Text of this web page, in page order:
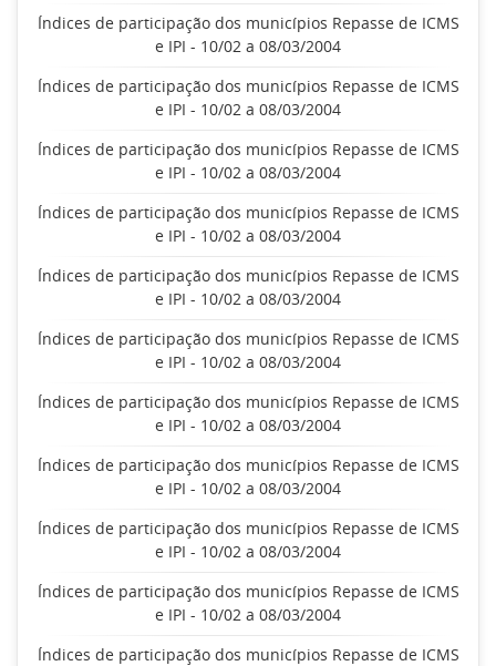
Índices de participação dos municípios Repasse de ICMS
e IPI - 10/02 a 08/03/2004
Índices de participação dos municípios Repasse de ICMS
e IPI - 10/02 a 08/03/2004
Índices de participação dos municípios Repasse de ICMS
e IPI - 10/02 a 08/03/2004
Índices de participação dos municípios Repasse de ICMS
e IPI - 10/02 a 08/03/2004
Índices de participação dos municípios Repasse de ICMS
e IPI - 10/02 a 08/03/2004
Índices de participação dos municípios Repasse de ICMS
e IPI - 10/02 a 08/03/2004
Índices de participação dos municípios Repasse de ICMS
e IPI - 10/02 a 08/03/2004
Índices de participação dos municípios Repasse de ICMS
e IPI - 10/02 a 08/03/2004
Índices de participação dos municípios Repasse de ICMS
e IPI - 10/02 a 08/03/2004
Índices de participação dos municípios Repasse de ICMS
e IPI - 10/02 a 08/03/2004
Índices de participação dos municípios Repasse de ICMS